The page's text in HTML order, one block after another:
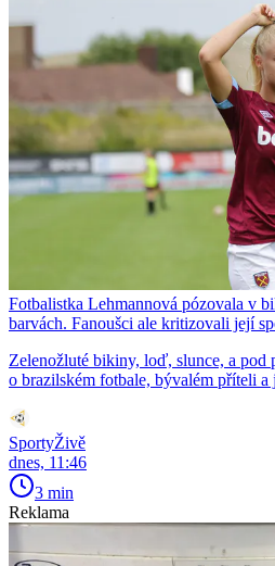
Fotbalistka Lehmannová pózovala v
barvách. Fanoušci ale kritizovali její
Zelenožluté bikiny, loď, slunce, a pod
o brazilském fotbale, bývalém příteli a
SportyŽivě
dnes, 11:46
3 min
Reklama